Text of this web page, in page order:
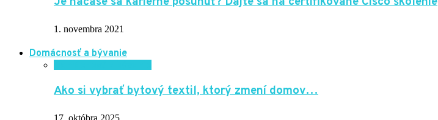
1. novembra 2021
Domácnosť a bývanie
Ako si vybrať bytový textil, ktorý zmení domov…
17. októbra 2025